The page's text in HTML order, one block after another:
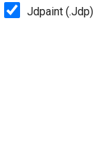
Jdpaint (.Jdp)